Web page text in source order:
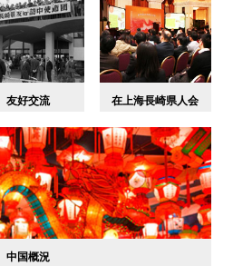
友好交流 在上海長崎県人会
中国概況